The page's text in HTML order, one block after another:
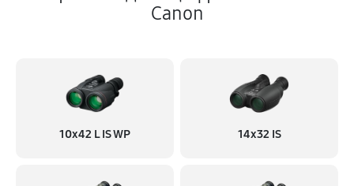
Canon
10x42 L IS WP 14x32 IS